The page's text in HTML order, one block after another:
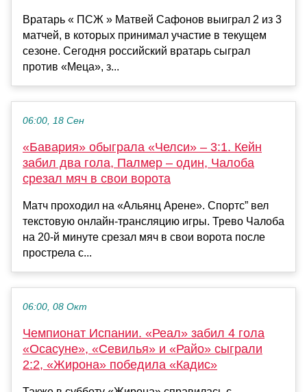
Вратарь « ПСЖ » Матвей Сафонов выиграл 2 из 3
матчей, в которых принимал участие в текущем
сезоне. Сегодня российский вратарь сыграл
против «Меца», з...
06:00, 18 Сен
«Бавария» обыграла «Челси» – 3:1. Кейн
забил два гола, Палмер – один, Чалоба
срезал мяч в свои ворота
Матч проходил на «Альянц Арене». Спортс” вел
текстовую онлайн-трансляцию игры. Трево Чалоба
на 20-й минуте срезал мяч в свои ворота после
прострела с...
06:00, 08 Окт
Чемпионат Испании. «Реал» забил 4 гола
«Осасуне», «Севилья» и «Райо» сыграли
2:2, «Жирона» победила «Кадис»